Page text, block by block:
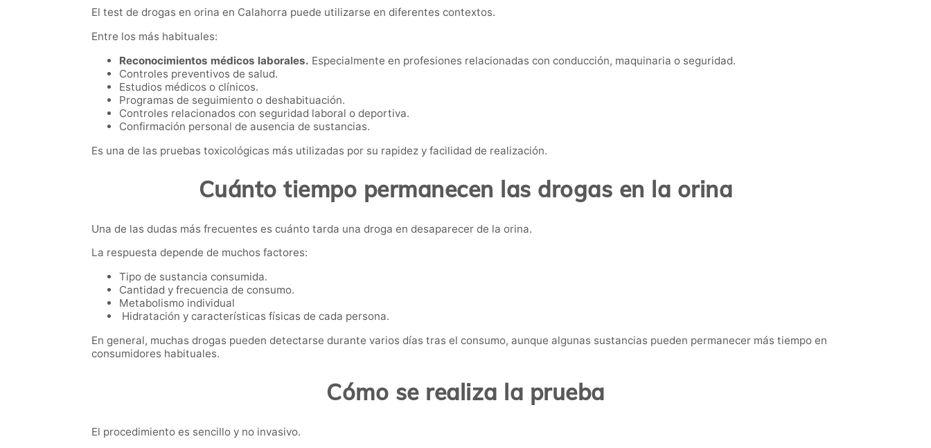
El test de drogas en orina en Calahorra puede utilizarse en diferentes contextos.
Entre los más habituales:
Reconocimientos médicos laborales. Especialmente en profesiones relacionadas con conducción, maquinaria o seguridad.
Controles preventivos de salud.
Estudios médicos o clínicos.
Programas de seguimiento o deshabituación.
Controles relacionados con seguridad laboral o deportiva.
Confirmación personal de ausencia de sustancias.
Es una de las pruebas toxicológicas más utilizadas por su rapidez y facilidad de realización.
Cuánto tiempo permanecen las drogas en la orina
Una de las dudas más frecuentes es cuánto tarda una droga en desaparecer de la orina.
La respuesta depende de muchos factores:
Tipo de sustancia consumida.
Cantidad y frecuencia de consumo.
Metabolismo individual
Hidratación y características físicas de cada persona.
En general, muchas drogas pueden detectarse durante varios días tras el consumo, aunque algunas sustancias pueden permanecer más tiempo en
consumidores habituales.
Cómo se realiza la prueba
El procedimiento es sencillo y no invasivo.